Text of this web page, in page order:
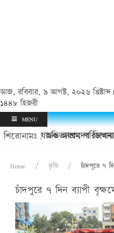
আজ, রবিবার, ৯ আগস্ট, ২০২৬
১৪৪৮ হিজরী
MENU
শিরোনামঃ
থানায়; অভিভাবকদের জিম্মায়
চাঁদপুর অযাচক আশ্রম পরিচালনা
Home কৃষি চাঁদপুরে ৭
চাঁদপুরে ৭ দিন ব্যাপী